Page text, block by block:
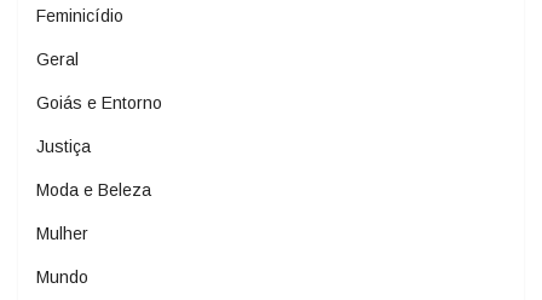
Feminicídio
Geral
Goiás e Entorno
Justiça
Moda e Beleza
Mulher
Mundo